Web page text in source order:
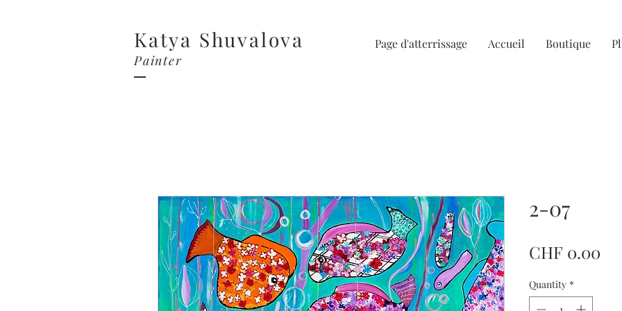
Page d'atterrissage Accueil Boutique
Katya Shuvalova
Painter
2-07
CHF 0.00
Quantity *